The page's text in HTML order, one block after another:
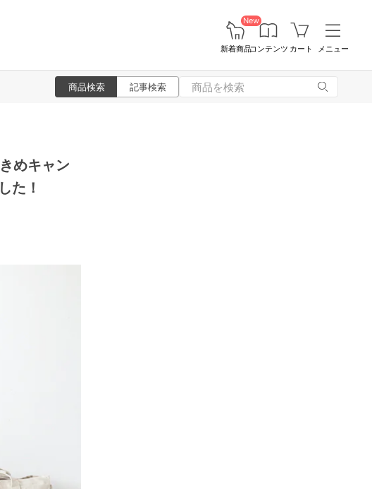
New
新着商品コンテンツ カート メニュー
商品検索 記事検索
めキャン
た！